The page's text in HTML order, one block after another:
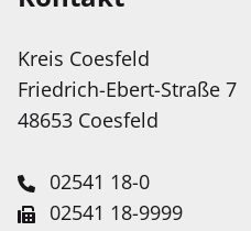
Service-Portal
Leichte Sprache
Wir stellen Inhalte
Hilfe Künstlicher
Kreis Coesfeld
Friedrich-Ebert-Straße 7
48653 Coesfeld
02541 18-0
02541 18-9999